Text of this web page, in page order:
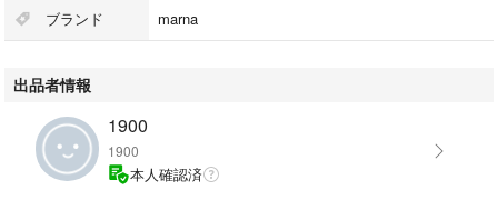
ブランド marna
出品者情報
1900
1900
本人確認済